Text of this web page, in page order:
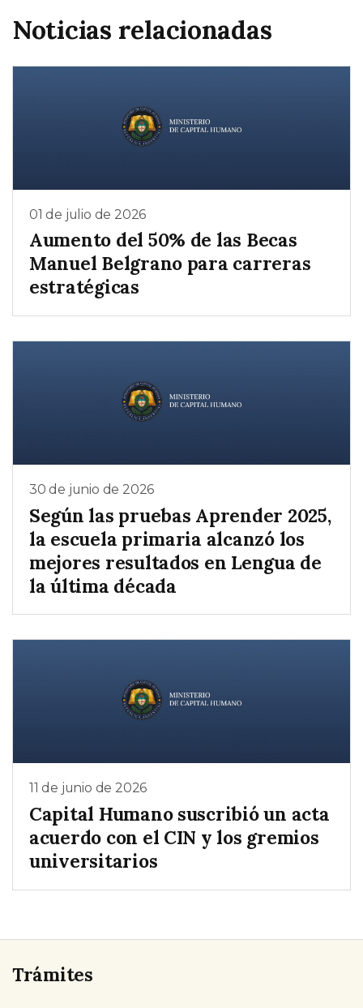
Noticias relacionadas
01 de julio de 2026
Aumento del 50% de las Becas
Manuel Belgrano para carreras
estratégicas
30 de junio de 2026
Según las pruebas Aprender 2025,
la escuela primaria alcanzó los
mejores resultados en Lengua de
la última década
11 de junio de 2026
Capital Humano suscribió un acta
acuerdo con el CIN y los gremios
universitarios
Trámites